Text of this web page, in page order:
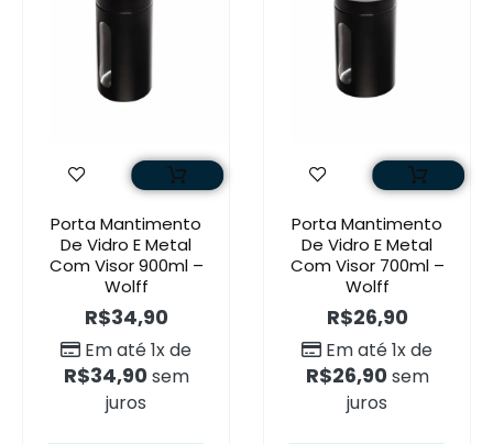
Porta Mantimento
De Vidro E Metal
Com Visor 900ml –
Wolff
R$34,90
Em até 1x de
R$34,90 sem
juros
Porta Mantimento
De Vidro E Metal
Com Visor 700ml –
Wolff
R$26,90
Em até 1x de
R$26,90 sem
juros